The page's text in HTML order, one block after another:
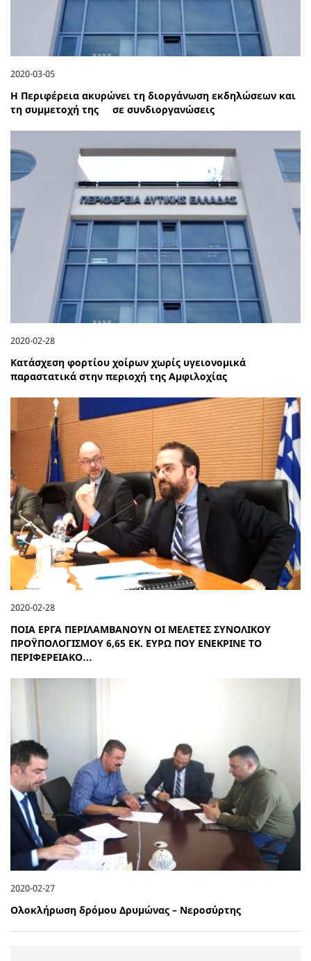
2020-03-05
Η Περιφέρεια ακυρώνει τη διοργάνωση εκδηλώσεων και
τη συμμετοχή της σε συνδιοργανώσεις
2020-02-28
Κατάσχεση φορτίου χοίρων χωρίς υγειονομικά
παραστατικά στην περιοχή της Αμφιλοχίας
2020-02-28
ΠΟΙΑ ΕΡΓΑ ΠΕΡΙΛΑΜΒΑΝΟΥΝ ΟΙ ΜΕΛΕΤΕΣ ΣΥΝΟΛΙΚΟΥ
ΠΡΟΫΠΟΛΟΓΙΣΜΟΥ 6,65 ΕΚ. ΕΥΡΩ ΠΟΥ ΕΝΕΚΡΙΝΕ ΤΟ
ΠΕΡΙΦΕΡΕΙΑΚΟ…
2020-02-27
Ολοκλήρωση δρόμου Δρυμώνας – Νεροσύρτης